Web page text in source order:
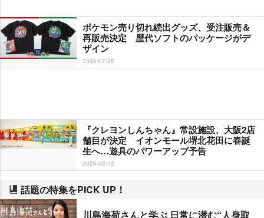
ポケモン売り切れ続出グッズ、受注販売＆
再販売決定 歴代ソフトのパッケージがデ
ザイン
2026-07-28
『クレヨンしんちゃん』常設施設、大阪2店
舗目が決定 イオンモール堺北花田に春誕
生へ…遊具のパワーアップ予告
2026-02-12
話題の特集をPICK UP！
川島海荷さんと学ぶ 日常に潜む“人身取